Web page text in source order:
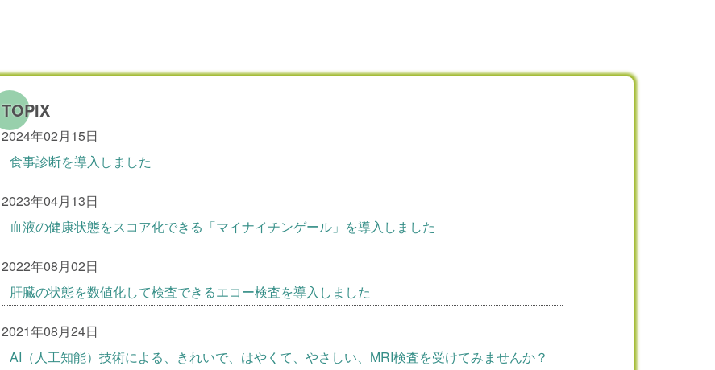
TOPIX
2024年02月15日
食事診断を導入しました
2023年04月13日
血液の健康状態をスコア化できる「マイナイチンゲール」を導入しました
2022年08月02日
肝臓の状態を数値化して検査できるエコー検査を導入しました
2021年08月24日
AI（人工知能）技術による、きれいで、はやくて、やさしい、MRI検査を受けてみませんか？